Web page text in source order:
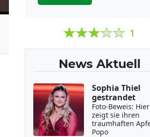
1
News Aktuell
Sophia Thiel
gestrandet
Foto-Beweis: Hier
zeigt sie ihren
traumhaften
Popo